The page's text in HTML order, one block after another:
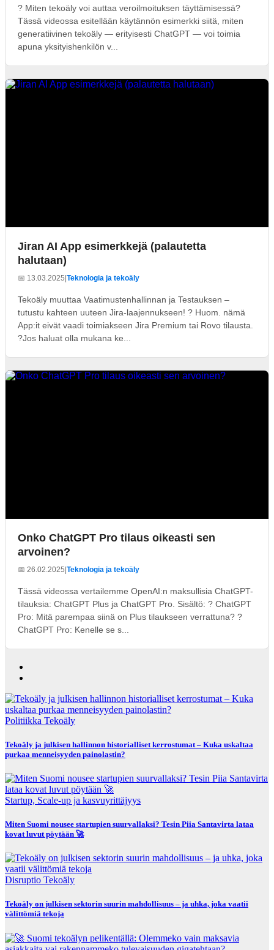
? Miten tekoäly voi auttaa veroilmoituksen täyttämisessä?
Tässä videossa esitellään käytännön esimerkki siitä, miten
generatiivinen tekoäly — erityisesti ChatGPT — voi toimia
apuna yksityishenkilön v...
Jiran AI App esimerkkejä (palautetta
halutaan)
📅 13.03.2025|Teknologia ja tekoäly
Tekoäly muuttaa Vaatimustenhallinnan ja Testauksen –
tutustu kahteen uuteen Jira-laajennukseen! ? Huom. nämä
App:it eivät vaadi toimiakseen Jira Premium tai Rovo tilausta.
?Jos haluat olla mukana ke...
Onko ChatGPT Pro tilaus oikeasti sen
arvoinen?
📅 26.02.2025|Teknologia ja tekoäly
Tässä videossa vertailemme OpenAI:n maksullisia ChatGPT-
tilauksia: ChatGPT Plus ja ChatGPT Pro. Sisältö: ? ChatGPT
Pro: Mitä parempaa siinä on Plus tilaukseen verrattuna? ?
ChatGPT Pro: Kenelle se s...
Politiikka Tekoäly
Tekoäly ja julkisen hallinnon historialliset kerrostumat – Kuka uskaltaa
purkaa menneisyyden painolastin?
Startup, Scale-up ja kasvuyrittäjyys
Miten Suomi nousee startupien suurvallaksi? Tesin Piia Santavirta lataa
kovat luvut pöytään 🚀
Disruptio Tekoäly
Tekoäly on julkisen sektorin suurin mahdollisuus – ja uhka, joka vaatii
välittömiä tekoja